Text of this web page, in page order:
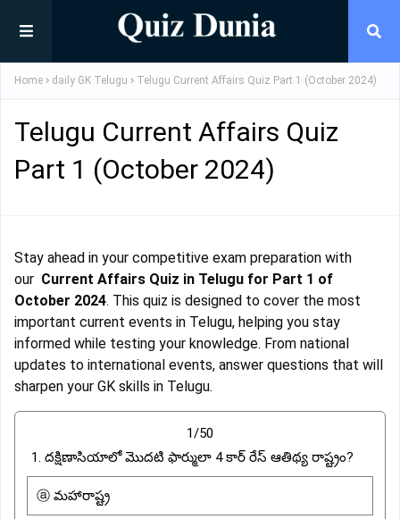
Home daily GK Telugu Telugu Current Affairs Quiz Part 1 (October 2024)
Telugu Current Affairs Quiz
Part 1 (October 2024)
Stay ahead in your competitive exam preparation with
our Current Affairs Quiz in Telugu for Part 1 of
October 2024. This quiz is designed to cover the most
important current events in Telugu, helping you stay
informed while testing your knowledge. From national
updates to international events, answer questions that will
sharpen your GK skills in Telugu.
1/50
1. దక్షిణాసియాలో మొదటి ఫార్ములా 4 కార్ రేస్ ఆతిథ్య రాష్ట్రం?
ⓐ మహారాష్ట్ర